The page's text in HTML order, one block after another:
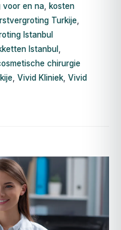
voor en na, kosten
Turkije
Istanbul
Istanbul
chirurgie
Vivid Kliniek Vivid